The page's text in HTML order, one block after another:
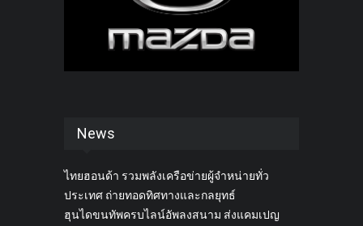
News
ไทยฮอนด้า รวมพลังเครือข่ายผู้จำหน่ายทั่ว
ประเทศ ถ่ายทอดทิศทางและกลยุทธ์
ฮุนไดขนทัพครบไลน์อัพลงสนาม ส่งแคมเปญ